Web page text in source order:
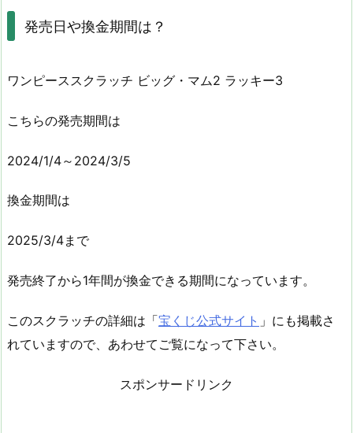
発売日や換金期間は？
ワンピーススクラッチ ビッグ・マム2 ラッキー3
こちらの発売期間は
2024/1/4～2024/3/5
換金期間は
2025/3/4まで
発売終了から1年間が換金できる期間になっています。
このスクラッチの詳細は「宝くじ公式サイト 」にも掲載さ
れていますので、あわせてご覧になって下さい。
スポンサードリンク